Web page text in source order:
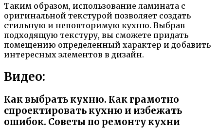
Таким образом, использование ламината с
оригинальной текстурой позволяет создать
стильную и неповторимую кухню. Выбрав
подходящую текстуру, вы сможете придать
помещению определенный характер и добавить
интересных элементов в дизайн.
Видео:
Как выбрать кухню. Как грамотно
спроектировать кухню и избежать
ошибок. Советы по ремонту кухни